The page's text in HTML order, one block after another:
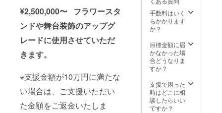
¥2,500,000〜 フラワースタ
ンドや舞台装飾のアップグ
レードに使用させていただ
きます。
※支援金額が10万円に満たな
い場合は、ご支援いただい
た金額をご返金いたしま
す。 ④
生誕限
定オリ
プレー
ト リ
ターン
緒にお
送りい
たしま
す。
定の
グッズ
をご用
意させ
だきま
す。
グッズ
の詳細
までに
別途お
知らせ
させて
せん)を
ご自宅
へ郵送
させて
きま
す。 ③
フラ
ワース
(名前掲
載 ) 当
日会場
にある
の集合
写真
に、特
別支援
してお
名前を
記載さ
せてい
ます。
また、
作成し
た集合
手数料はいく
らかかります
か？
目標金額に届
かなかった場
合どうなりま
すか？
支援で困った
時はどこに相
談したらいい
ですか？